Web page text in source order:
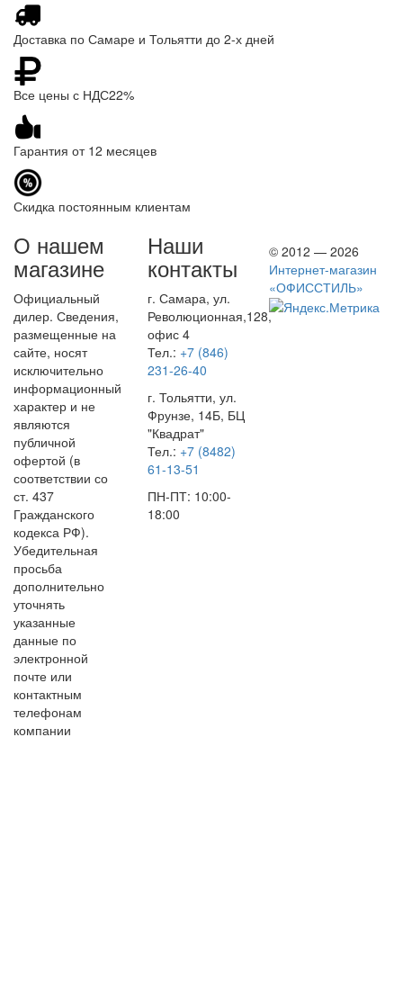
Доставка по Самаре и Тольятти до 2-х дней
Все цены с НДС22%
Гарантия от 12 месяцев
Скидка постоянным клиентам
О нашем
магазине
Официальный
дилер. Сведения,
размещенные на
сайте, носят
исключительно
информационный
характер и не
являются
публичной
офертой (в
соответствии со
ст. 437
Гражданского
кодекса РФ).
Убедительная
просьба
дополнительно
уточнять
указанные
данные по
электронной
почте или
контактным
телефонам
компании
Наши
контакты
г. Самара, ул.
Революционная,128,
офис 4
Тел.: +7 (846)
231-26-40
г. Тольятти, ул.
Фрунзе, 14Б, БЦ
"Квадрат"
Тел.: +7 (8482)
61-13-51
ПН-ПТ: 10:00-
18:00
© 2012 — 2026
Интернет-магазин
«ОФИССТИЛЬ»